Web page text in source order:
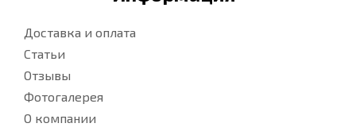
Доставка и оплата
Статьи
Отзывы
Фотогалерея
О компании